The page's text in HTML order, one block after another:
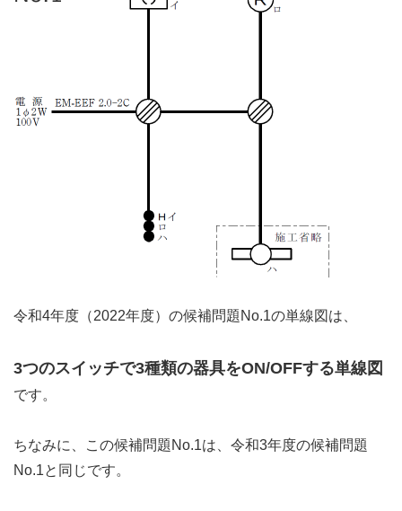
令和4年度（2022年度）の候補問題No.1の単線図は、
3つのスイッチで3種類の器具をON/OFFする単線図
です。
ちなみに、この候補問題No.1は、令和3年度の候補問題
No.1と同じです。